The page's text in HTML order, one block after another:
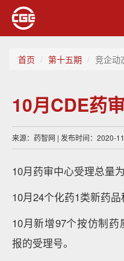
首页 第十五期 竞企动
10月CDE药
来源：药智网 | 发布时间：2020-
10月药审中心受理总量
10月24个化药1类新药品
10月新增97个按仿制
报的受理号。